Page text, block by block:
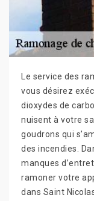
Le service des
vous désirez
dioxydes de
nuisent à votre
goudrons qui
des incendies.
manques
ramoner votre
dans Saint